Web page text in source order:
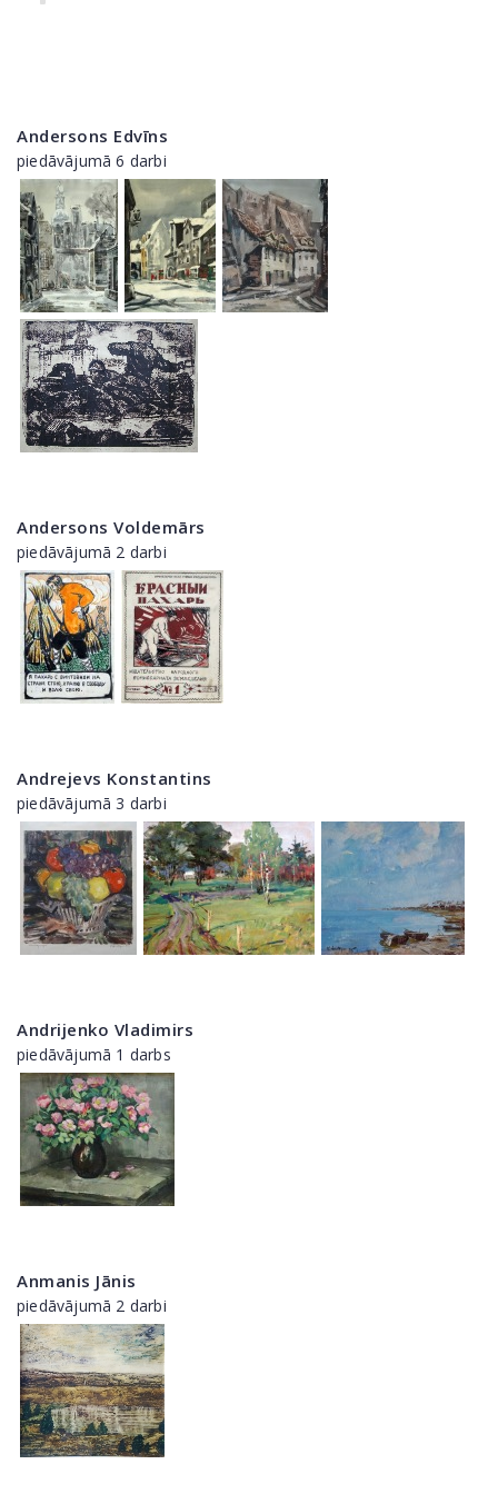
Andersons Edvīns
piedāvājumā 6 darbi
Andersons Voldemārs
piedāvājumā 2 darbi
Andrejevs Konstantins
piedāvājumā 3 darbi
Andrijenko Vladimirs
piedāvājumā 1 darbs
Anmanis Jānis
piedāvājumā 2 darbi